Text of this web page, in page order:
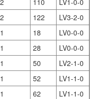
2 110
LV1-0-0
2 122
LV3-2-0
1 18
LV0-0-0
1 28
LV0-0-0
1 50
LV2-1-0
1 52
LV1-1-0
1 62
LV1-1-0